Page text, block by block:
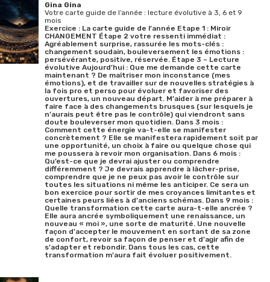
Gina Gina
Votre carte guide de l’année : lecture évolutive à 3, 6 et 9
mois
Exercice : La carte guide de l’année Etape 1 : Miroir
CHANGEMENT Étape 2 votre ressenti immédiat :
Agréablement surprise, rassurée les mots-clés :
changement soudain, bouleversement les émotions :
persévérante, positive, réservée. Étape 3 – Lecture
évolutive Aujourd’hui : Que me demande cette carte
maintenant ? De maîtriser mon inconstance (mes
émotions), et de travailler sur de nouvelles stratégies à
la fois pro et perso pour évoluer et favoriser des
ouvertures, un nouveau départ. M’aider à me préparer à
faire face à des changements brusques (sur lesquels je
n’aurais peut être pas le contrôle) qui viendront sans
doute bouleverser mon quotidien. Dans 3 mois :
Comment cette énergie va-t-elle se manifester
concrètement ? Elle se manifestera rapidement soit par
une opportunité, un choix à faire ou quelque chose qui
me poussera à revoir mon organisation. Dans 6 mois :
Qu’est-ce que je devrai ajuster ou comprendre
différemment ? Je devrais apprendre à lâcher-prise,
comprendre que je ne peux pas avoir le contrôle sur
toutes les situations ni même les anticiper. Ce sera un
bon exercice pour sortir de mes croyances limitantes et
certaines peurs liées à d’anciens schémas. Dans 9 mois :
Quelle transformation cette carte aura-t-elle ancrée ?
Elle aura ancrée symboliquement une renaissance, un
nouveau « moi », une sorte de maturité. Une nouvelle
façon d’accepter le mouvement en sortant de sa zone
de confort, revoir sa façon de penser et d’agir afin de
s’adapter et rebondir. Dans tous les cas, cette
transformation m’aura fait évoluer positivement.